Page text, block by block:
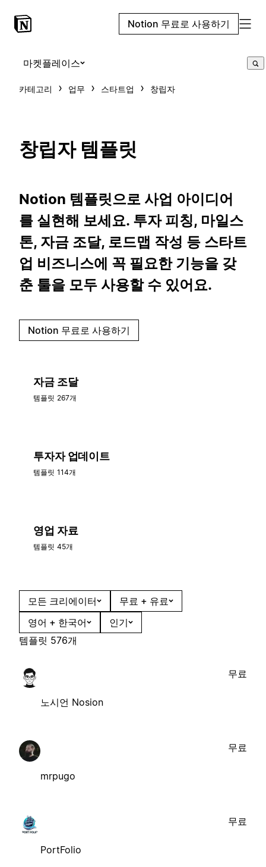
Notion 무료로 사용하기
마켓플레이스
카테고리 업무 스타트업 창립자
창립자 템플릿
Notion 템플릿으로 사업 아이디어
를 실현해 보세요. 투자 피칭, 마일스
톤, 자금 조달, 로드맵 작성 등 스타트
업 비즈니스에 꼭 필요한 기능을 갖
춘 툴을 모두 사용할 수 있어요.
Notion 무료로 사용하기
자금 조달
템플릿 267개
투자자 업데이트
템플릿 114개
영업 자료
템플릿 45개
모든 크리에이터
무료 + 유료
영어 + 한국어
인기
템플릿 576개
노시언 Nosion
무료
mrpugo
무료
PortFolio
무료